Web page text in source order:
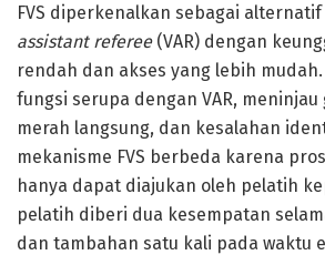
FVS diperkenalkan sebagai
assistant referee(VAR) dengan
rendah dan akses yang lebih
fungsi serupa dengan VAR,
merah langsung, dan kesalahan
mekanisme FVS berbeda karena
hanya dapat diajukan oleh pelatih
pelatih diberi dua kesempatan
dan tambahan satu kali pada waktu